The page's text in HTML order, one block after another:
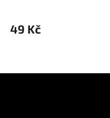
49 Kč